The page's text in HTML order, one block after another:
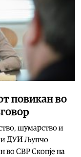
повикан во
шумарство и
и ДУИ Љупчо
во СВР Скопје на